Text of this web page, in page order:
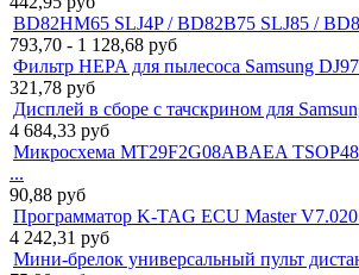
BD82HM65 SLJ4P / BD82B75 SLJ85 /
793,70 - 1 128,68 руб
Фильтр HEPA для пылесоса Samsung
321,78 руб
Дисплей в сборе с тачскрином для
4 684,33 руб
Микросхема MT29F2G08ABAEA
...
90,88 руб
Программатор K-TAG ECU Master
4 242,31 руб
Мини-брелок универсальный пульт